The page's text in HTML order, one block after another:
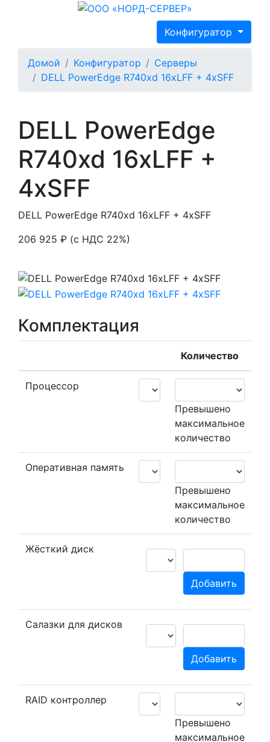
Конфигуратор
Домой Конфигуратор
Серверы
DELL PowerEdge R740xd 16xLFF + 4xSFF
DELL PowerEdge
R740xd 16xLFF +
4xSFF
DELL PowerEdge R740xd 16xLFF + 4xSFF
206 925 ₽ (с НДС 22%)
Комплектация
Количество
Процессор
Превышено
максимальное
количество
Оперативная память
Превышено
максимальное
количество
Жёсткий диск
Добавить
Салазки для дисков
Добавить
RAID контроллер
Превышено
максимальное